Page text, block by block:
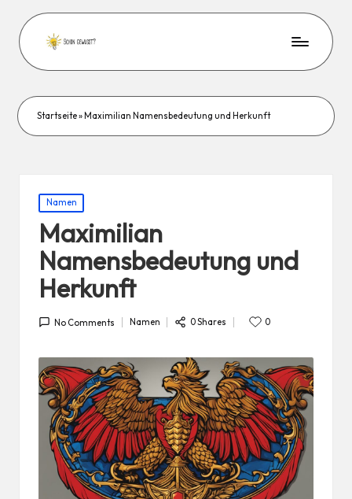
Startseite» Maximilian Namensbedeutung und Herkunft
Posted
in
Namen
Maximilian
Namensbedeutung und
Herkunft
No Comments
Posted
Namen 0 Shares 0